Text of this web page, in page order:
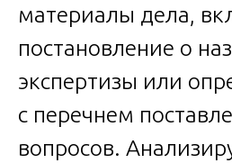
материалы дела,
постановление о
экспертизы или
с перечнем
вопросов.